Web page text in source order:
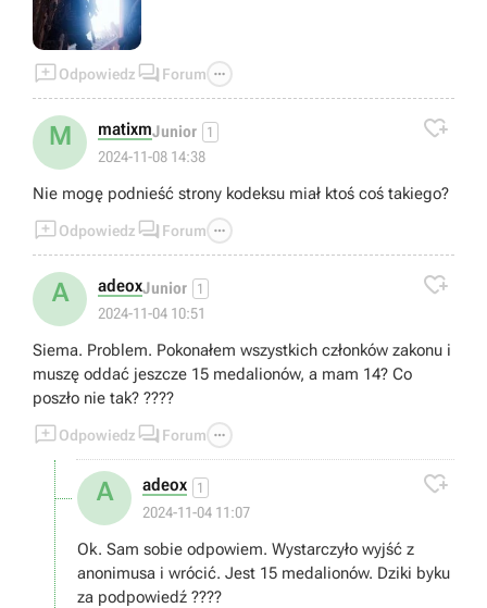
Odpowiedz  Forum 
M matixmJunior 1
2024-11-08 14:38

Nie mogę podnieść strony kodeksu miał ktoś coś takiego?
Odpowiedz  Forum 
A adeoxJunior 1
2024-11-04 10:51

Siema. Problem. Pokonałem wszystkich członków zakonu i
muszę oddać jeszcze 15 medalionów, a mam 14? Co
poszło nie tak? ????
Odpowiedz  Forum 
A adeox 1
2024-11-04 11:07

Ok. Sam sobie odpowiem. Wystarczyło wyjść z
anonimusa i wrócić. Jest 15 medalionów. Dziki byku
za podpowiedź ????